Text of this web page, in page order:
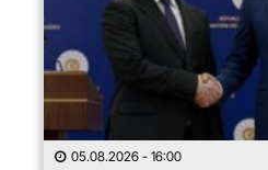
05.08.2026 - 16:00